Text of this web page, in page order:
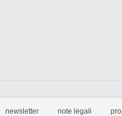
newsletter note legali